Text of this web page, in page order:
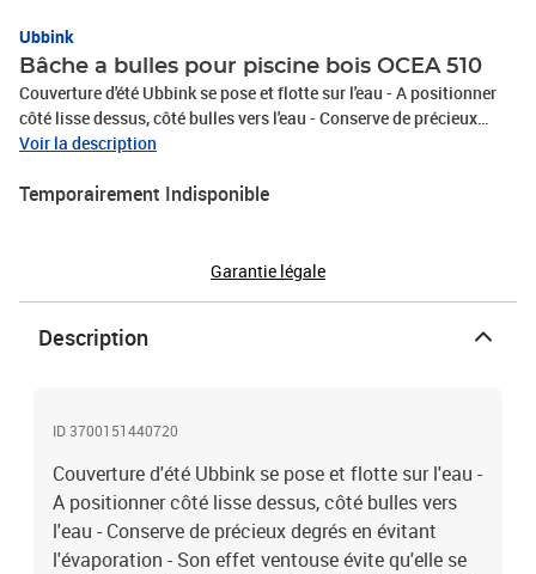
Ubbink
Bâche a bulles pour piscine bois OCEA 510
Couverture d'été Ubbink se pose et flotte sur l'eau - A positionner
côté lisse dessus, côté bulles vers l'eau - Conserve de précieux
degrés en évitant l'évaporation - Son effet ventouse évite qu'elle se
bordée d'une lisiere - Garantie 2 ans sur la tenue aux U.V.
Voir la description
Temporairement Indisponible
Garantie légale
Description
ID 3700151440720
Couverture d'été Ubbink se pose et flotte sur l'eau -
A positionner côté lisse dessus, côté bulles vers
l'eau - Conserve de précieux degrés en évitant
l'évaporation - Son effet ventouse évite qu'elle se